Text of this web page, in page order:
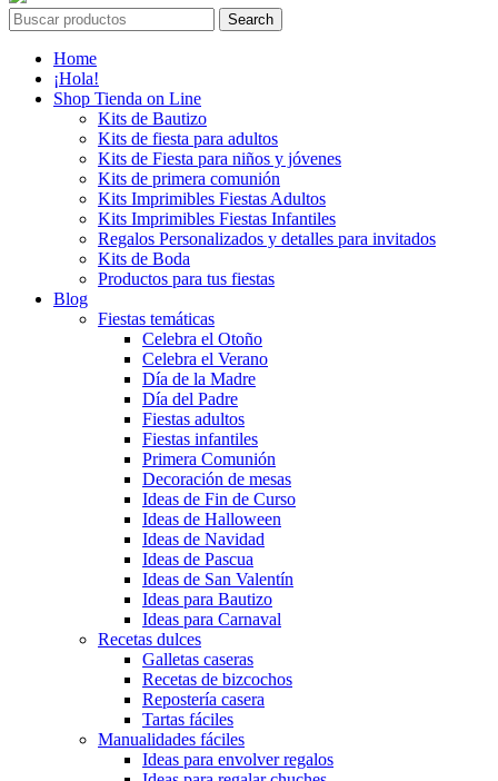
Search
Home
¡Hola!
Shop Tienda on Line
Kits de Bautizo
Kits de fiesta para adultos
Kits de Fiesta para niños y jóvenes
Kits de primera comunión
Kits Imprimibles Fiestas Adultos
Kits Imprimibles Fiestas Infantiles
Regalos Personalizados y detalles para invitados
Kits de Boda
Productos para tus fiestas
Blog
Fiestas temáticas
Celebra el Otoño
Celebra el Verano
Día de la Madre
Día del Padre
Fiestas adultos
Fiestas infantiles
Primera Comunión
Decoración de mesas
Ideas de Fin de Curso
Ideas de Halloween
Ideas de Navidad
Ideas de Pascua
Ideas de San Valentín
Ideas para Bautizo
Ideas para Carnaval
Recetas dulces
Galletas caseras
Recetas de bizcochos
Repostería casera
Tartas fáciles
Manualidades fáciles
Ideas para envolver regalos